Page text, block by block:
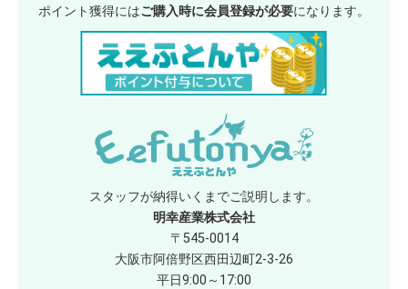
ポイント獲得にはご購入時に会員登録が必要になります。
スタッフが納得いくまでご説明します。
明幸産業株式会社
〒545-0014
大阪市阿倍野区西田辺町2-3-26
平日9:00～17:00